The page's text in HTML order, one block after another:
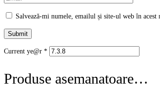
Salvează-mi numele, emailul și site-ul web în acest
Current ye@r *
Produse asemanatoare…